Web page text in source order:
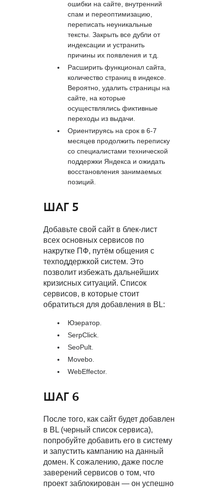
ошибки на сайте, внутренний
спам и переоптимизацию,
переписать неуникальные
тексты. Закрыть все дубли от
индексации и устранить
причины их появления и т.д.
Расширить функционал сайта,
количество страниц в индексе.
Вероятно, удалить страницы на
сайте, на которые
осуществлялись фиктивные
переходы из выдачи.
Ориентируясь на срок в 6-7
месяцев продолжить переписку
со специалистами технической
поддержки Яндекса и ожидать
восстановления занимаемых
позиций.
ШАГ 5
Добавьте свой сайт в блек-лист
всех основных сервисов по
накрутке ПФ, путём общения с
техподдержкой систем. Это
позволит избежать дальнейших
кризисных ситуаций. Список
сервисов, в которые стоит
обратиться для добавления в BL:
Юзератор.
SerpClick.
SeoPult.
Movebo.
WebEffector.
ШАГ 6
После того, как сайт будет добавлен
в BL (черный список сервиса),
попробуйте добавить его в систему
и запустить кампанию на данный
домен. К сожалению, даже после
заверений сервисов о том, что
проект заблокирован — он успешно